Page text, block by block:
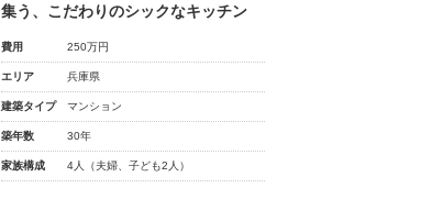
集う、こだわりのシックなキッチン
費用 250万円
エリア 兵庫県
建築タイプ マンション
築年数 30年
家族構成 4人（夫婦、子ども2人）